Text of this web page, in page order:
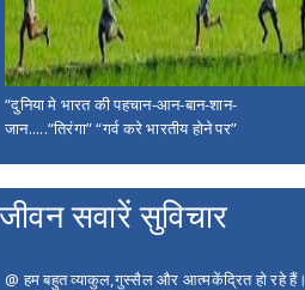
“दुनिया मे भारत की पहचान-आन-बान-शान-
जान.....“तिरंगा” “गर्व करे भारतीय होने पर”
जीवन सवारें सुविचार
@ हम बहुत व्याकुल,गुस्सैल और आत्मकेंद्रित हो रहे हैं।